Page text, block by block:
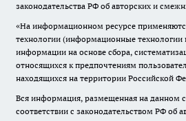
законодательства РФ об авторских и
«На информационном ресурсе
технологии (информационные технологии
информации на основе сбора,
относящихся к предпочтениям
находящихся на территории Российской
Вся информация, размещенная на данном
соответствии с законодательством РФ об